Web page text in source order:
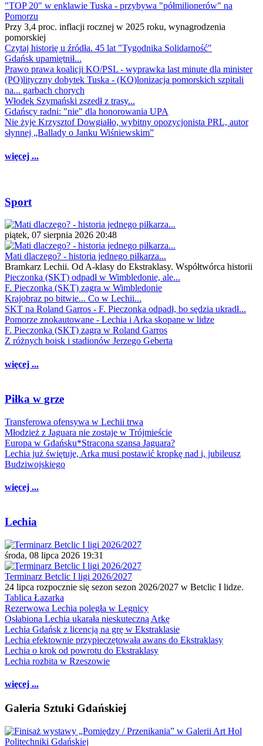
"TOP 20" w enklawie Tuska - przybywa "półmilionerów" na
Pomorzu
Przy 3,4 proc. inflacji rocznej w 2025 roku, wynagrodzenia
pomorskiej
Czytaj historię u źródła. 45 lat "Tygodnika Solidarność"
Gdańsk upamiętnił...
Prawo prawa koalicji KO/PSL - wyprawka last minute dla minister
(PO)lityczny dobytek Tuska - (KO)lonizacja pomorskich szpitali
na... garbach chorych
Włodek Szymański zszedł z trasy...
Gdańscy radni: "nie" dla honorowania UPA
Nie żyje Krzysztof Dowgiałło, wybitny opozycjonista PRL, autor
słynnej „Ballady o Janku Wiśniewskim”
więcej ...
Sport
piątek, 07 sierpnia 2026 20:48
Mati dlaczego? - historia jednego piłkarza...
Bramkarz Lechii. Od A-klasy do Ekstraklasy. Współtwórca historii
Pieczonka (SKT) odpadł w Wimbledonie, ale...
F. Pieczonka (SKT) zagra w Wimbledonie
Krajobraz po bitwie... Co w Lechii...
SKT na Roland Garros - F. Pieczonka odpadł, bo sędzia ukradł...
Pomorze znokautowane - Lechia i Arka skopane w lidze
F. Pieczonka (SKT) zagra w Roland Garros
Z różnych boisk i stadionów Jerzego Geberta
więcej ...
Piłka w grze
Transferowa ofensywa w Lechii trwa
Młodzież z Jaguara nie zostaje w Trójmieście
Europa w Gdańsku*Stracona szansa Jaguara?
Lechia już świętuje, Arka musi postawić kropkę nad i, jubileusz
Budziwojskiego
więcej ...
Lechia
środa, 08 lipca 2026 19:31
Terminarz Betclic I ligi 2026/2027
24 lipca rozpocznie się sezon sezon 2026/2027 w Betclic I lidze.
Tablica Łazarka
Rezerwowa Lechia poległa w Legnicy
Osłabiona Lechia ukarała nieskuteczną Arkę
Lechia Gdańsk z licencją na grę w Ekstraklasie
Lechia efektownie przypieczętowała awans do Ekstraklasy
Lechia o krok od powrotu do Ekstraklasy
Lechia rozbita w Rzeszowie
więcej ...
Galeria Sztuki Gdańskiej